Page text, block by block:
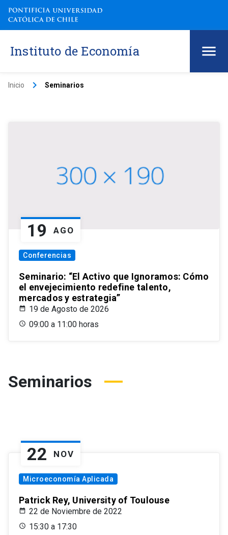
Instituto de Economía
Inicio keyboard_arrow_right Seminarios
19 AGO
Conferencias
Seminario: “El Activo que Ignoramos: Cómo
el envejecimiento redefine talento,
mercados y estrategia”
19 de Agosto de 2026
09:00 a 11:00 horas
Seminarios
22 NOV
Microeconomía Aplicada
Patrick Rey, University of Toulouse
22 de Noviembre de 2022
15:30 a 17:30